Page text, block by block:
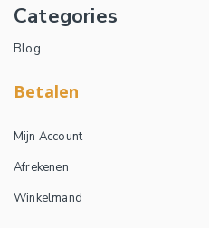
Categories
Blog
Betalen
Mijn Account
Afrekenen
Winkelmand